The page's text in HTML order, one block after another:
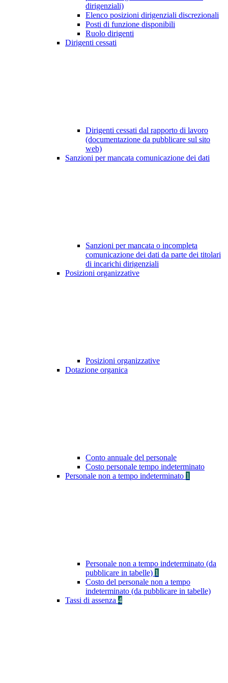
dirigenziali)
Elenco posizioni dirigenziali discrezionali
Posti di funzione disponibili
Ruolo dirigenti
Dirigenti cessati
Dirigenti cessati dal rapporto di lavoro
(documentazione da pubblicare sul sito
web)
Sanzioni per mancata comunicazione dei dati
Sanzioni per mancata o incompleta
comunicazione dei dati da parte dei titolari
di incarichi dirigenziali
Posizioni organizzative
Posizioni organizzative
Dotazione organica
Conto annuale del personale
Costo personale tempo indeterminato
Personale non a tempo indeterminato 1
Personale non a tempo indeterminato (da
pubblicare in tabelle) 1
Costo del personale non a tempo
indeterminato (da pubblicare in tabelle)
Tassi di assenza 4